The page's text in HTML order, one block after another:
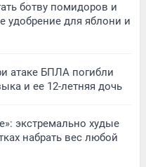
ботву помидоров и
удобрение для яблони и
атаке БПЛА погибли
и ее 12-летняя дочь
экстремально худые
набрать вес любой